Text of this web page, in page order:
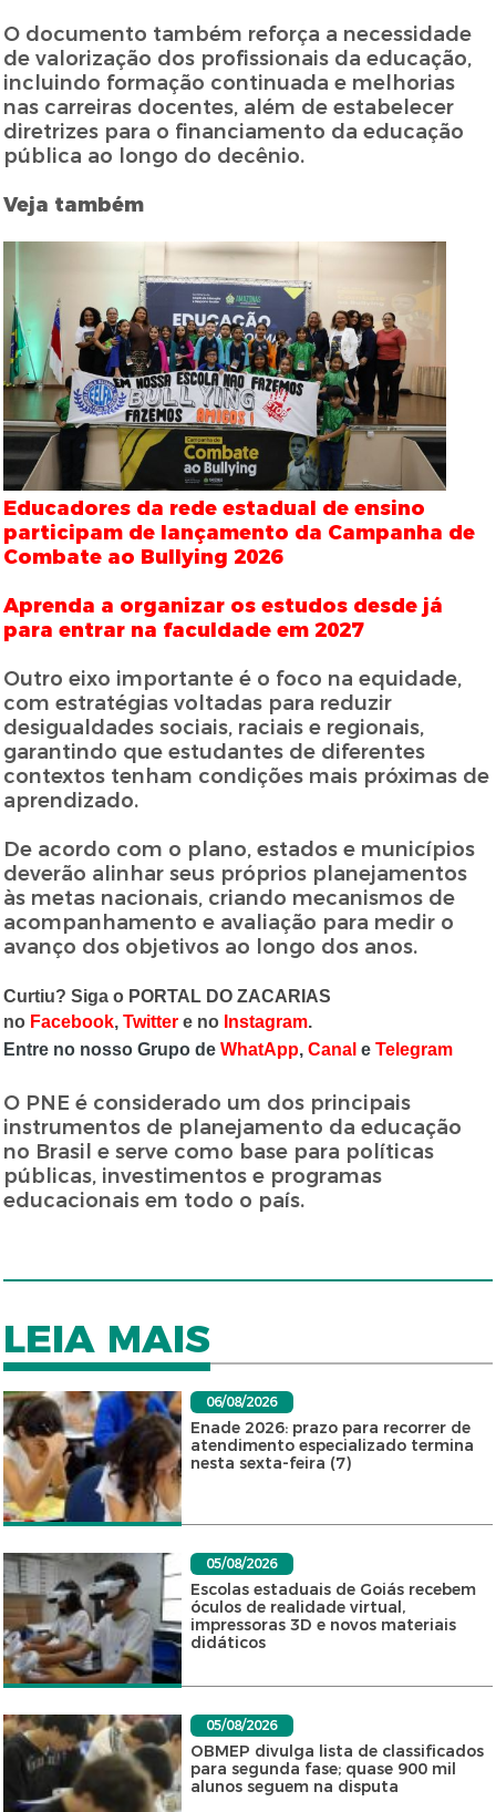
O documento também reforça a necessidade
de valorização dos profissionais da educação,
incluindo formação continuada e melhorias
nas carreiras docentes, além de estabelecer
diretrizes para o financiamento da educação
pública ao longo do decênio.
Veja também
Educadores da rede estadual de ensino
participam de lançamento da Campanha de
Combate ao Bullying 2026
Aprenda a organizar os estudos desde já
para entrar na faculdade em 2027
Outro eixo importante é o foco na equidade,
com estratégias voltadas para reduzir
desigualdades sociais, raciais e regionais,
garantindo que estudantes de diferentes
contextos tenham condições mais próximas de
aprendizado.
De acordo com o plano, estados e municípios
deverão alinhar seus próprios planejamentos
às metas nacionais, criando mecanismos de
acompanhamento e avaliação para medir o
avanço dos objetivos ao longo dos anos.
Curtiu? Siga o PORTAL DO ZACARIAS
no Facebook,Twitter e no Instagram.
Entre no nosso Grupo deWhatApp,Canal eTelegram
O PNE é considerado um dos principais
instrumentos de planejamento da educação
no Brasil e serve como base para políticas
públicas, investimentos e programas
educacionais em todo o país.
LEIA MAIS
06/08/2026
Enade 2026: prazo para recorrer de
atendimento especializado termina
nesta sexta-feira (7)
05/08/2026
Escolas estaduais de Goiás recebem
óculos de realidade virtual,
impressoras 3D e novos materiais
didáticos
05/08/2026
OBMEP divulga lista de classificados
para segunda fase; quase 900 mil
alunos seguem na disputa